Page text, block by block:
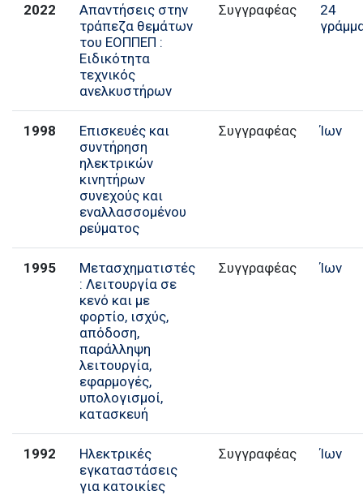
2022
Απαντήσεις στην
τράπεζα θεμάτων
του ΕΟΠΠΕΠ :
Ειδικότητα
τεχνικός
ανελκυστήρων
Συγγραφέας
24
1998
Επισκευές και
συντήρηση
ηλεκτρικών
κινητήρων
συνεχούς και
εναλλασσομένου
ρεύματος
Συγγραφέας Ίων
1995
Μετασχηματιστές
: Λειτουργία σε
κενό και με
φορτίο, ισχύς,
απόδοση,
παράλληψη
λειτουργία,
εφαρμογές,
υπολογισμοί,
κατασκευή
Συγγραφέας Ίων
1992
Ηλεκτρικές
εγκαταστάσεις
για κατοικίες
Συγγραφέας Ίων